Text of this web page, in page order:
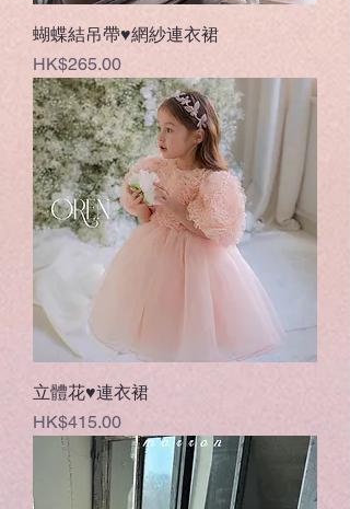
蝴蝶結吊帶♥網紗連衣裙
價格
HK$265.00
立體花♥連衣裙
價格
HK$415.00